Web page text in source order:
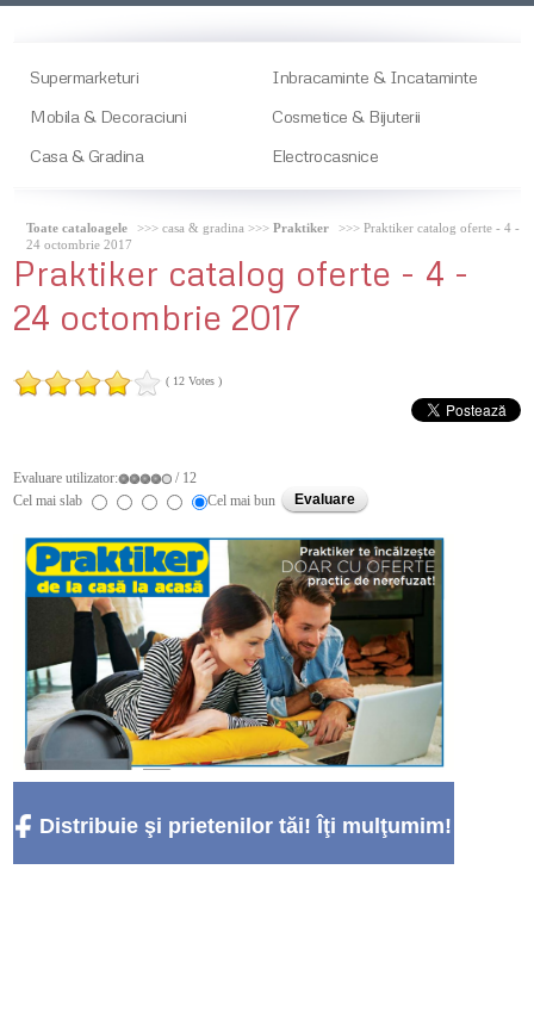
Supermarketuri
Inbracaminte & Incataminte
Mobila & Decoraciuni
Cosmetice & Bijuterii
Casa & Gradina
Electrocasnice
Toate cataloagele >>> casa & gradina >>>Praktiker
>>> Praktiker catalog oferte - 4 -
24 octombrie 2017
Praktiker catalog oferte - 4 -
24 octombrie 2017
( 12 Votes )
Evaluare utilizator:
/ 12
Cel mai slab
Cel mai bun
Distribuie şi prietenilor tăi! Îţi mulţumim!